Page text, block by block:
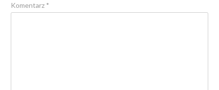
Komentarz *